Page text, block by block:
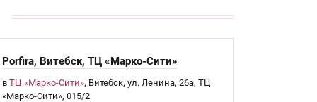
Porfira, Витебск, ТЦ «Марко-Сити»
в ТЦ «Марко-Сити», Витебск, ул. Ленина, 26а, ТЦ
«Марко-Сити», 015/2